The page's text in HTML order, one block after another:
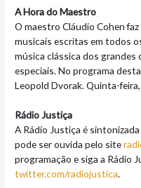
A Hora do Maestro
O maestro Cláudio Cohen
musicais escritas em todos
música clássica dos
especiais. No programa
Leopold Dvorak. Quinta-
Rádio Justiça
A Rádio Justiça é
pode ser ouvida pelo site
programação e siga a Rádio
twitter.com/radiojustica.